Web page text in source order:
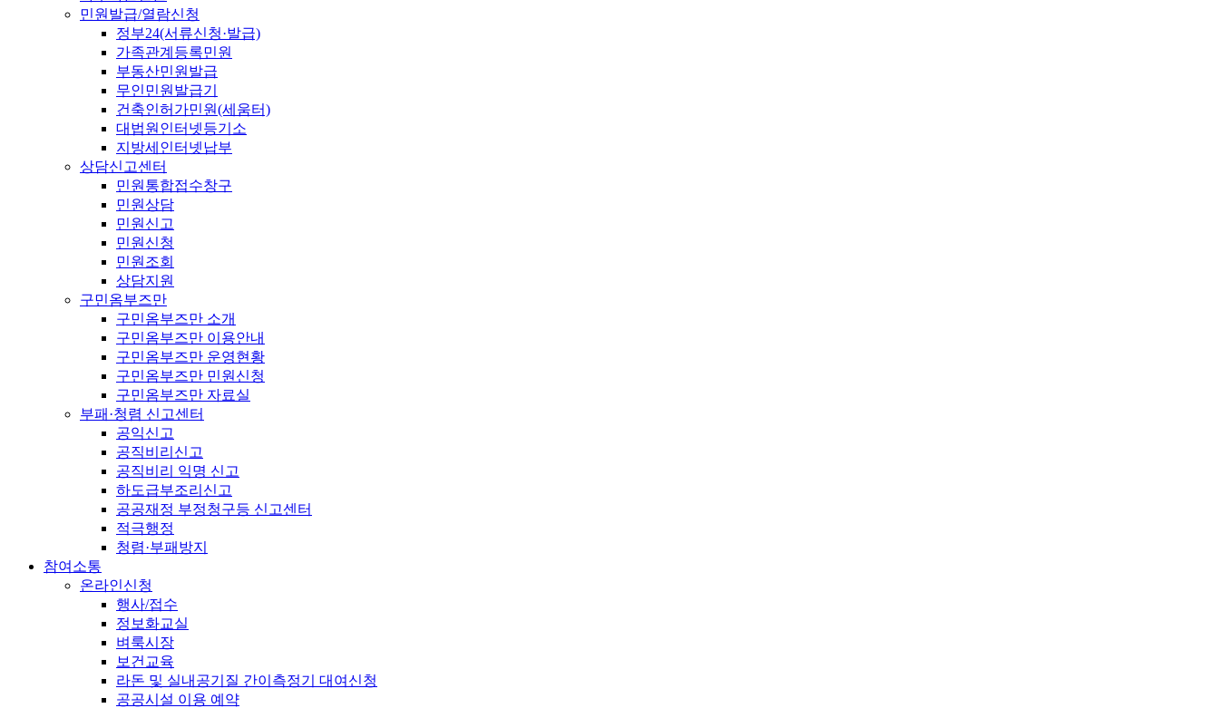
민원발급/열람신청
정부24(서류신청·발급)
가족관계등록민원
부동산민원발급
무인민원발급기
건축인허가민원(세움터)
대법원인터넷등기소
지방세인터넷납부
상담신고센터
민원통합접수창구
민원상담
민원신고
민원신청
민원조회
상담지원
구민옴부즈만
구민옴부즈만 소개
구민옴부즈만 이용안내
구민옴부즈만 운영현황
구민옴부즈만 민원신청
구민옴부즈만 자료실
부패·청렴 신고센터
공익신고
공직비리신고
공직비리 익명 신고
하도급부조리신고
공공재정 부정청구등 신고센터
적극행정
청렴·부패방지
참여소통
온라인신청
행사/접수
정보화교실
벼룩시장
보건교육
라돈 및 실내공기질 간이측정기 대여신청
공공시설 이용 예약